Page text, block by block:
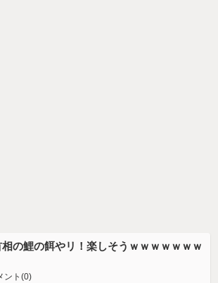
相の鯉の餌やリ！楽しそうｗｗｗｗｗｗｗ
ント(0)